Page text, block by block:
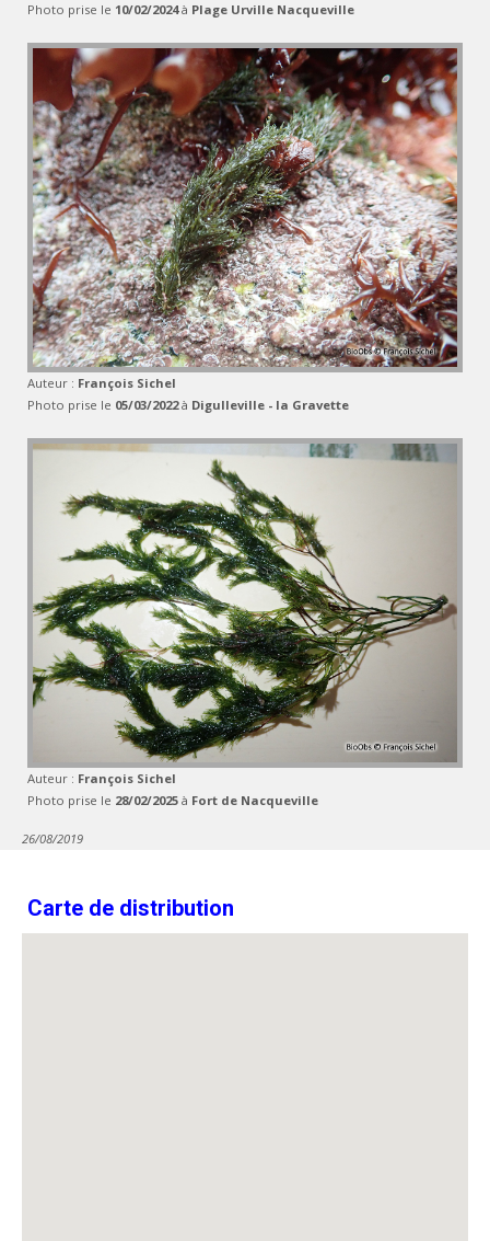
Photo prise le 10/02/2024à Plage Urville Nacqueville
Auteur : François Sichel
Photo prise le 05/03/2022à Digulleville - la Gravette
Auteur : François Sichel
Photo prise le 28/02/2025 à Fort de Nacqueville
26/08/2019
Carte de distribution